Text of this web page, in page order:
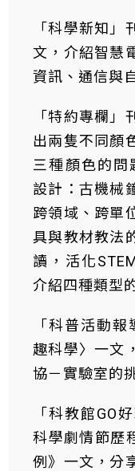
「科學新知
文，介紹智慧
資訊、通信與
「特約專欄
出兩隻不同顏
三種顏色的問
設計：古機械
跨領域、跨單
具與教材教法
讀，活化
介紹四種類型
「科普活動
趣科學〉一文
協－實驗室的
「科教館GO
科學劇情節歷
例》一文，分